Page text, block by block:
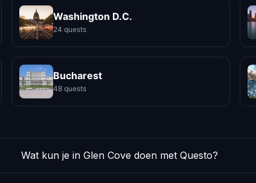
Washington D.C.
24 quests
Bucharest
48 quests
Wat kun je in Glen Cove doen met Questo?